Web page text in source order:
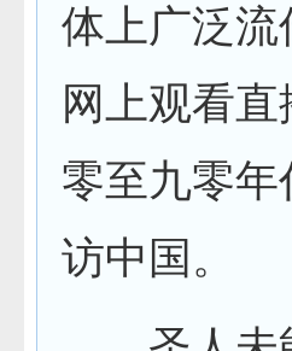
体上广泛
网上观看
零至九零
访中国。